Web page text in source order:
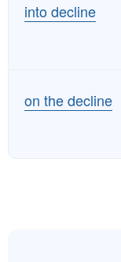
into decline
on the decline